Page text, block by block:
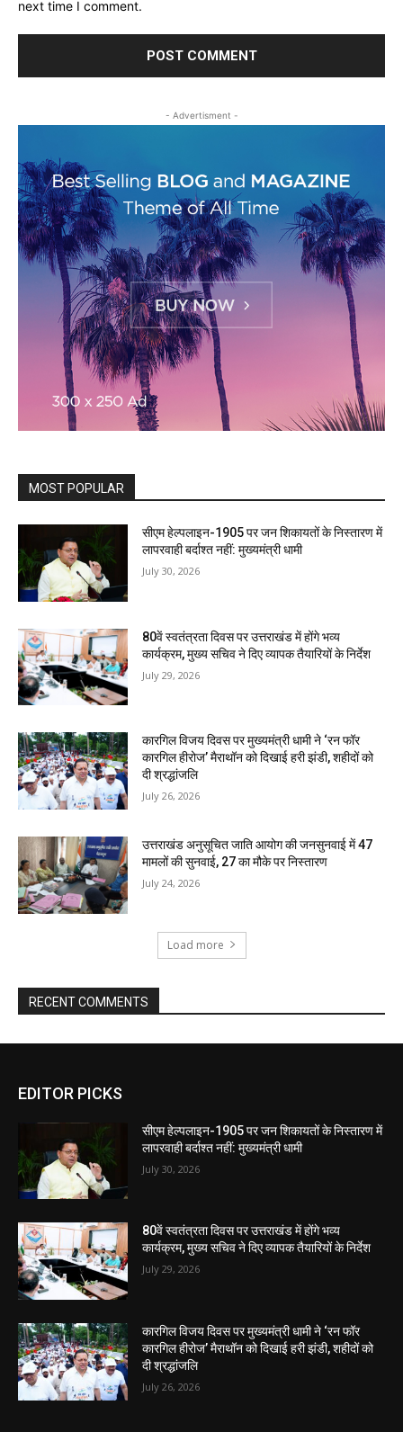
next time I comment.
- Advertisment -
MOST POPULAR
सीएम हेल्पलाइन-1905 पर जन शिकायतों के निस्तारण में
लापरवाही बर्दाश्त नहीं: मुख्यमंत्री धामी
July 30, 2026
80वें स्वतंत्रता दिवस पर उत्तराखंड में होंगे भव्य
कार्यक्रम, मुख्य सचिव ने दिए व्यापक तैयारियों के निर्देश
July 29, 2026
कारगिल विजय दिवस पर मुख्यमंत्री धामी ने ‘रन फॉर
कारगिल हीरोज’ मैराथॉन को दिखाई हरी झंडी, शहीदों को
दी श्रद्धांजलि
July 26, 2026
उत्तराखंड अनुसूचित जाति आयोग की जनसुनवाई में 47
मामलों की सुनवाई, 27 का मौके पर निस्तारण
July 24, 2026
Load more
RECENT COMMENTS
EDITOR PICKS
सीएम हेल्पलाइन-1905 पर जन शिकायतों के निस्तारण में
लापरवाही बर्दाश्त नहीं: मुख्यमंत्री धामी
July 30, 2026
80वें स्वतंत्रता दिवस पर उत्तराखंड में होंगे भव्य
कार्यक्रम, मुख्य सचिव ने दिए व्यापक तैयारियों के निर्देश
July 29, 2026
कारगिल विजय दिवस पर मुख्यमंत्री धामी ने ‘रन फॉर
कारगिल हीरोज’ मैराथॉन को दिखाई हरी झंडी, शहीदों को
दी श्रद्धांजलि
July 26, 2026